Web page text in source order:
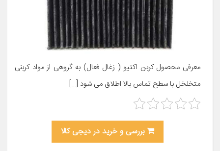
معرفی محصول کربن اکتیو ( زغال فعال) به گروهی از مواد کربنی
متخلخل با سطح تماس بالا اطلاق می شود […]
بررسی و خرید در دیجی کالا